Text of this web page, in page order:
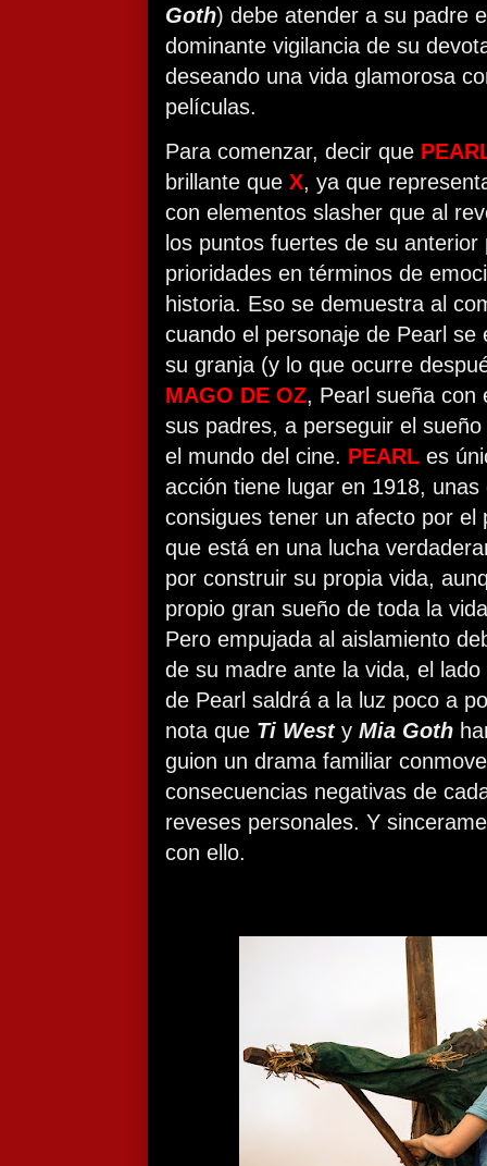
Goth) debe atender a su padre
dominante vigilancia de su
deseando una vida glamorosa
películas.
Para comenzar, decir que
brillante que X, ya que
con elementos slasher que al
los puntos fuertes de su
prioridades en términos de
historia. Eso se demuestra al
cuando el personaje de Pearl
su granja (y lo que ocurre
MAGO DE OZ, Pearl sueña con
sus padres, a perseguir el
el mundo del cine. PEARL es
acción tiene lugar en 1918,
consigues tener un afecto por
que está en una lucha
por construir su propia vida,
propio gran sueño de toda la
Pero empujada al aislamiento
de su madre ante la vida, el
de Pearl saldrá a la luz poco a
nota que Ti Westy Mia Goth
guion un drama familiar
consecuencias negativas de
reveses personales. Y
con ello.